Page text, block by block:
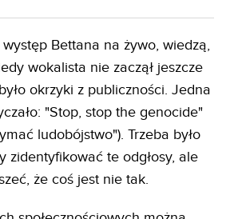
Bettana na żywo, wiedzą,
wokalista nie zaczął jeszcze
okrzyki z publiczności. Jedna
"Stop, stop the genocide"
ludobójstwo"). Trzeba było
zidentyfikować te odgłosy, ale
że coś jest nie tak.